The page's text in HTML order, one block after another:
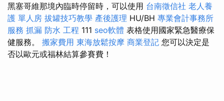
黑塞哥維那境內臨時停留時，可以使用 台南徵信社 老人養
護 單人房 拔罐技巧教學 產後護理 HU/BH 專業會計事務所
服務 抓漏 防水 工程 111 seo軟體 表格使用國家緊急醫療保
健服務。 搬家費用 東海放鬆按摩 商業登記 您可以決定是
否以歐元或福林結算參賽費！